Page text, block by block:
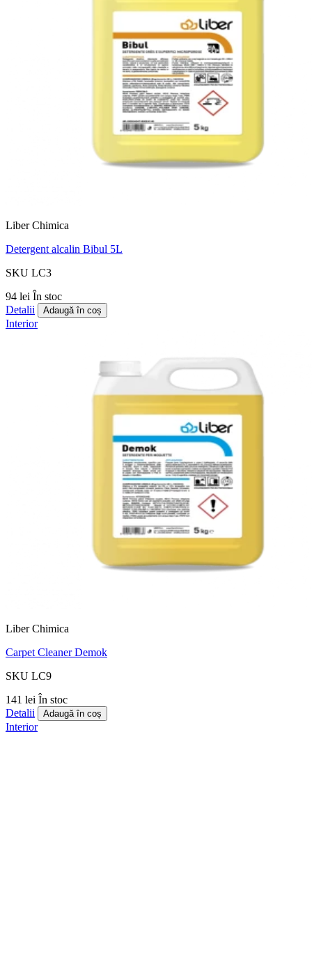
Liber Chimica
Detergent alcalin Bibul 5L
SKU LC3
94 lei În stoc
Detalii
Adaugă în coș
Interior
Liber Chimica
Carpet Cleaner Demok
SKU LC9
141 lei În stoc
Detalii
Adaugă în coș
Interior